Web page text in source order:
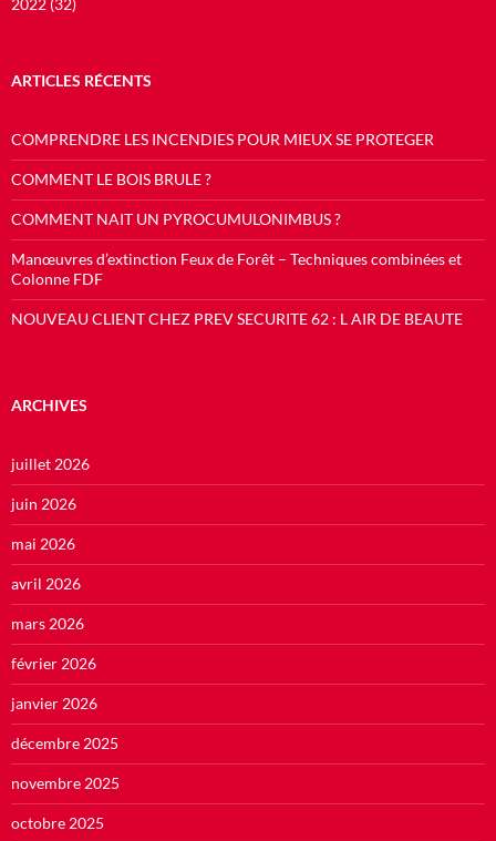
ARTICLES RÉCENTS
COMPRENDRE LES INCENDIES POUR MIEUX SE PROTEGER
COMMENT LE BOIS BRULE ?
COMMENT NAIT UN PYROCUMULONIMBUS ?
Manœuvres d’extinction Feux de Forêt – Techniques combinées et
Colonne FDF
NOUVEAU CLIENT CHEZ PREV SECURITE 62 : L AIR DE BEAUTE
ARCHIVES
juillet 2026
juin 2026
mai 2026
avril 2026
mars 2026
février 2026
janvier 2026
décembre 2025
novembre 2025
octobre 2025